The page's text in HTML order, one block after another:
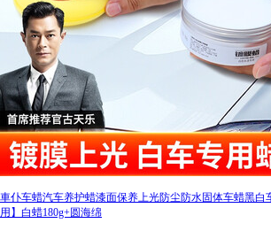
車仆车蜡汽车养护蜡漆面保养上光防尘防水固体车蜡黑白
用】白蜡180g+圆海绵